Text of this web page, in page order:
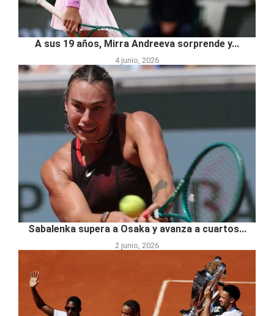
A sus 19 años, Mirra Andreeva sorprende y...
4 junio, 2026
Sabalenka supera a Osaka y avanza a cuartos...
2 junio, 2026